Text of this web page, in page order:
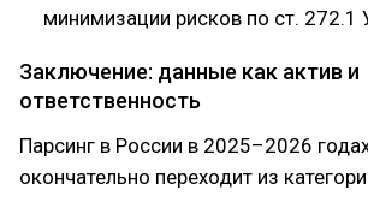
минимизации рисков по ст. 272.1
Заключение: данные как актив и
ответственность
Парсинг в России в 2025–2026
окончательно переходит из